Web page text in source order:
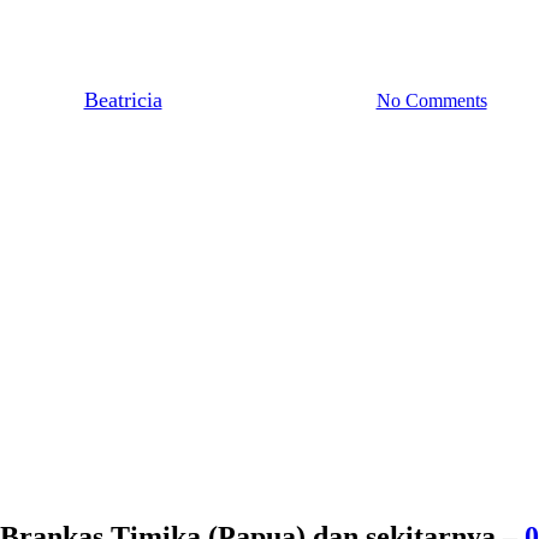
Beatricia No Comments